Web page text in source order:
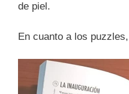
de piel.
En cuanto a los